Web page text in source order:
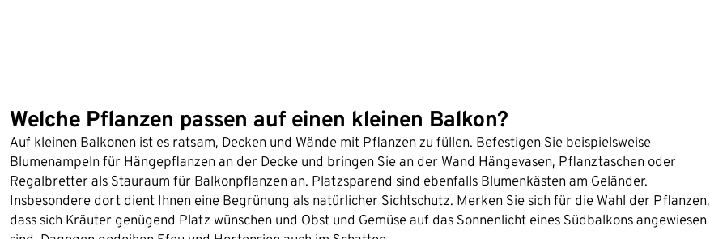
Welche Pflanzen passen auf einen kleinen Balkon?
Auf kleinen Balkonen ist es ratsam, Decken und Wände mit Pflanzen zu füllen. Befestigen Sie beispielsweise
Blumenampeln für Hängepflanzen an der Decke und bringen Sie an der Wand Hängevasen, Pflanztaschen oder
Regalbretter als Stauraum für Balkonpflanzen an. Platzsparend sind ebenfalls Blumenkästen am Geländer.
Insbesondere dort dient Ihnen eine Begrünung als natürlicher Sichtschutz. Merken Sie sich für die Wahl der Pflanzen,
dass sich Kräuter genügend Platz wünschen und Obst und Gemüse auf das Sonnenlicht eines Südbalkons angewiesen